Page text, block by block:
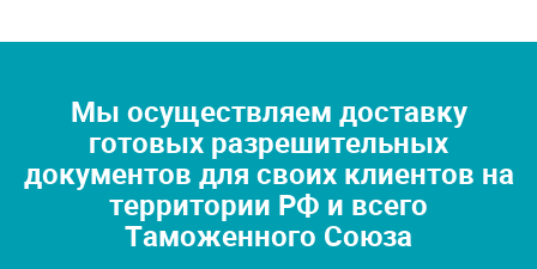
Мы осуществляем доставку
готовых разрешительных
документов для своих клиентов на
территории РФ и всего
Таможенного Союза